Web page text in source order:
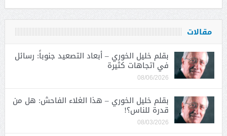
مقالات
بقلم خليل الخوري – أبعاد التصعيد جنوباً: رسائل
في اتجاهات كثيرة
08/06/2026
بقلم خليل الخوري – هذا الغلاء الفاحش: هل من
قدرة للناس؟!
08/03/2026